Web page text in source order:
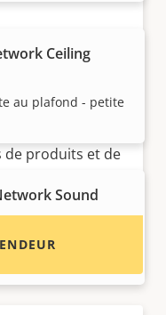
Ceiling
au plafond - petite
Sound
et robuste pour
produits
intégrateurs
de produits et de